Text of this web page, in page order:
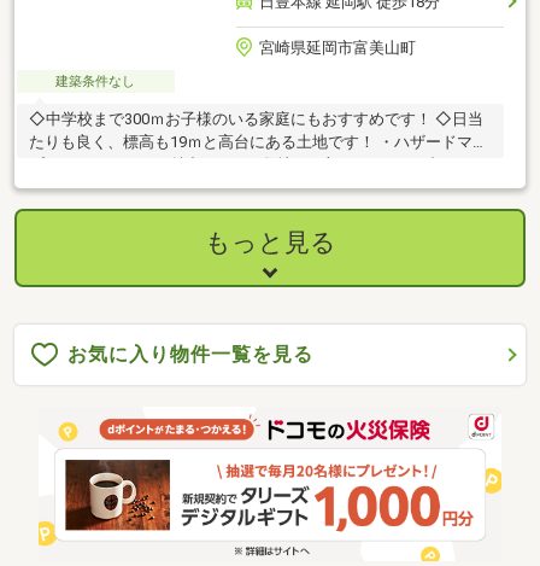
宮崎県延岡市富美山町
建築条件なし
◇中学校まで300ｍお子様のいる家庭にもおすすめです！ ◇日当
たりも良く、標高も19ｍと高台にある土地です！ ・ハザードマッ
プにかからないもも魅力です！ ※敷地の一部がイエローゾーンに
かかっています。
もっと見る
お気に入り物件一覧を見る